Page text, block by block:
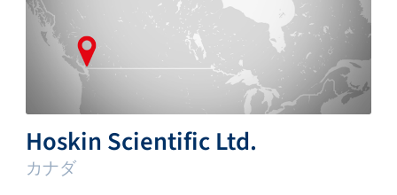
Hoskin Scientific Ltd.
カナダ